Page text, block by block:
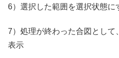
6）選択した範囲を選択状態に
7）処理が終わった合図として
表示